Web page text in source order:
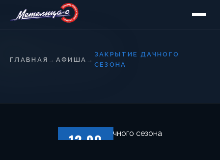
ГЛАВНАЯ → АФИША →
ЗАКРЫТИЕ ДАЧНОГО
СЕЗОНА
13.09